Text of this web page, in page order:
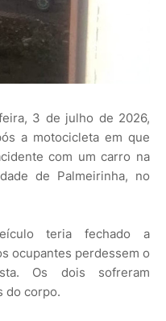
3 de julho de 2026,
a motocicleta em que
com um carro na
de Palmeirinha, no
teria fechado a
ocupantes perdessem o
Os dois sofreram
do corpo.